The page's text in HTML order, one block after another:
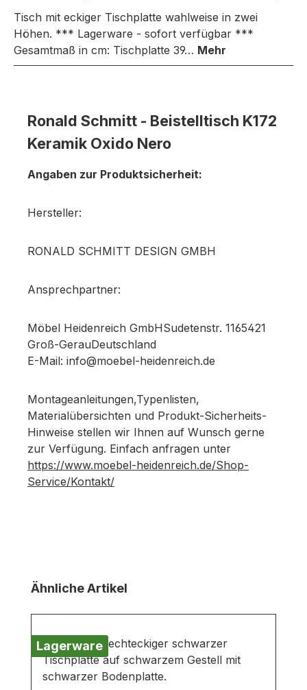
Tisch mit eckiger Tischplatte wahlweise in zwei
Höhen. *** Lagerware - sofort verfügbar ***
Gesamtmaß in cm: Tischplatte 39… Mehr
Ronald Schmitt - Beistelltisch K172
Keramik Oxido Nero
Angaben zur Produktsicherheit:
Hersteller:
RONALD SCHMITT DESIGN GMBH
Ansprechpartner:
Möbel Heidenreich GmbHSudetenstr. 1165421
Groß-GerauDeutschland
E-Mail: info@moebel-heidenreich.de
Montageanleitungen,Typenlisten,
Materialübersichten und Produkt-Sicherheits-
Hinweise stellen wir Ihnen auf Wunsch gerne
zur Verfügung. Einfach anfragen unter
https://www.moebel-heidenreich.de/Shop-
Service/Kontakt/
Produktgalerie überspringen
Ähnliche Artikel
Lagerware